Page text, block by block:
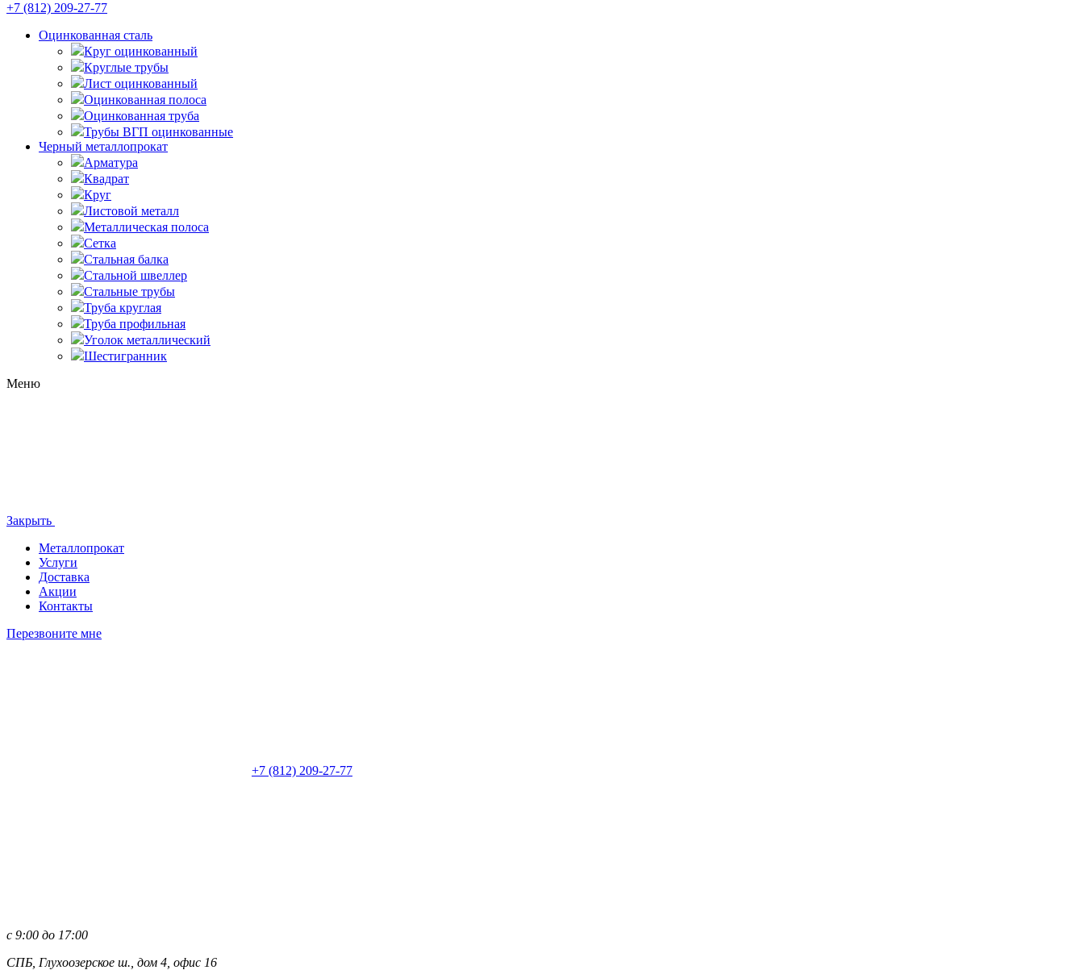
+7 (812) 209-27-77
Оцинкованная сталь
Круг оцинкованный
Круглые трубы
Лист оцинкованный
Оцинкованная полоса
Оцинкованная труба
Трубы ВГП оцинкованные
Черный металлопрокат
Арматура
Квадрат
Круг
Листовой металл
Металлическая полоса
Сетка
Стальная балка
Стальной швеллер
Стальные трубы
Труба круглая
Труба профильная
Уголок металлический
Шестигранник
Меню
Закрыть
Металлопрокат
Услуги
Доставка
Акции
Контакты
Перезвоните мне
+7 (812) 209-27-77
с 9:00 до 17:00
СПБ, Глухоозерское ш., дом 4, офис 16